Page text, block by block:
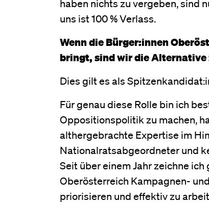
haben nichts zu vergeben, sind
uns ist 100 % Verlass.
Wenn die Bürger:innen
bringt, sind wir die
Dies gilt es als
Für genau diese Rolle bin ich
Oppositionspolitik zu machen,
althergebrachte Expertise im
Nationalratsabgeordneter und
Seit über einem Jahr zeichne
Oberösterreich Kampagnen-
priorisieren und effektiv zu